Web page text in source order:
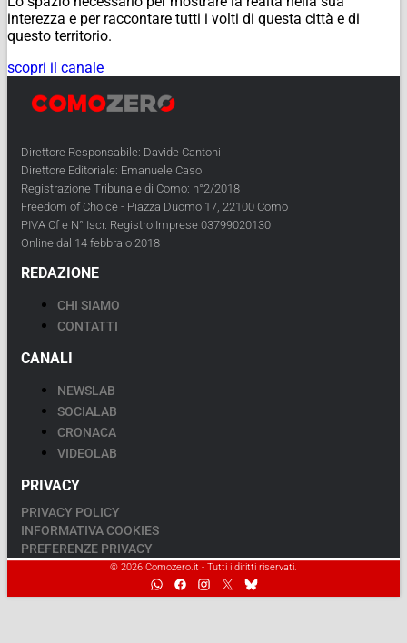
interezza e per raccontare tutti i volti di questa città e di
questo territorio.
scopri il canale
Direttore Responsabile: Davide Cantoni
Direttore Editoriale: Emanuele Caso
Registrazione Tribunale di Como: n°2/2018
Freedom of Choice - Piazza Duomo 17, 22100 Como
PIVA Cf e N° Iscr. Registro Imprese 03799020130
Online dal 14 febbraio 2018
REDAZIONE
CHI SIAMO
CONTATTI
CANALI
NEWSLAB
SOCIALAB
CRONACA
VIDEOLAB
PRIVACY
PRIVACY POLICY
INFORMATIVA COOKIES
PREFERENZE PRIVACY
© 2026 Comozero.it - Tutti i diritti riservati.